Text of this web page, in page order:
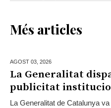
Més articles
AGOST 03, 2026
La Generalitat
publicitat
La Generalitat de Catalunya